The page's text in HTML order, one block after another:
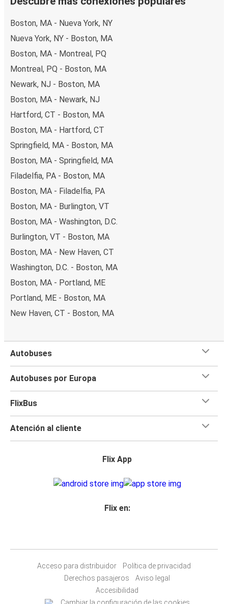
Boston, MA - Nueva York, NY
Nueva York, NY - Boston, MA
Boston, MA - Montreal, PQ
Montreal, PQ - Boston, MA
Newark, NJ - Boston, MA
Boston, MA - Newark, NJ
Hartford, CT - Boston, MA
Boston, MA - Hartford, CT
Springfield, MA - Boston, MA
Boston, MA - Springfield, MA
Filadelfia, PA - Boston, MA
Boston, MA - Filadelfia, PA
Boston, MA - Burlington, VT
Boston, MA - Washington, D.C.
Burlington, VT - Boston, MA
Boston, MA - New Haven, CT
Washington, D.C. - Boston, MA
Boston, MA - Portland, ME
Portland, ME - Boston, MA
New Haven, CT - Boston, MA
Autobuses
Autobuses por Europa
FlixBus
Atención al cliente
Flix App
Flix en:
Acceso para distribuidor
Política de privacidad
Derechos pasajeros
Aviso legal
Accesibilidad
Cambiar la configuración de las cookies